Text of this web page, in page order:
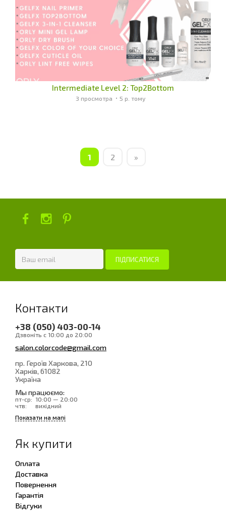
Intermediate Level 2: Top2Bottom
3 просмотра 5 р. тому
1 2 »
Контакти
+38 (050) 403-00-14
Дзвоніть с 10:00 до 20:00
salon.colorcode@gmail.com
пр. Героїв Харкова, 210
Харків, 61082
Україна
Мы працюємо:
пт-ср: 10:00 — 20:00
чтв:
вихідний
Показати на мапі
Як купити
Оплата
Доставка
Повернення
Гарантія
Відгуки